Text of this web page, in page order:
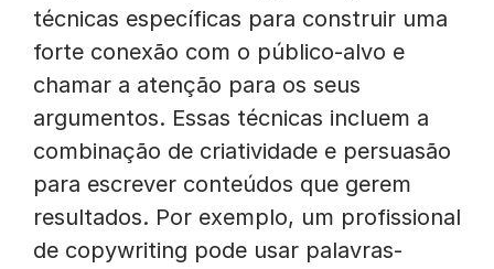
técnicas específicas para construir uma
forte conexão com o público-alvo e
chamar a atenção para os seus
argumentos. Essas técnicas incluem a
combinação de criatividade e persuasão
para escrever conteúdos que gerem
resultados. Por exemplo, um profissional
de copywriting pode usar palavras-